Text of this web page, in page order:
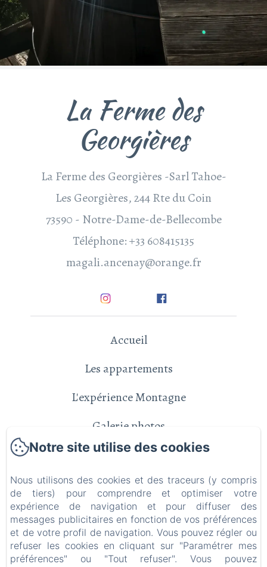
La Ferme des
Georgières
La Ferme des Georgières -Sarl Tahoe-
Les Georgières, 244 Rte du Coin
73590 - Notre-Dame-de-Bellecombe
Téléphone: +33 608415135
magali.ancenay@orange.fr
Accueil
Les appartements
L'expérience Montagne
Galerie photos
Contact
Politique de confidentialité
Informations légales
Informations sur les cookies
Notre site utilise des cookies
Nous utilisons des cookies et des traceurs (y compris
de tiers) pour comprendre et optimiser votre
expérience de navigation et pour diffuser des
messages publicitaires en fonction de vos préférences
et de votre profil de navigation. Vous pouvez régler ou
refuser les cookies en cliquant sur "Paramétrer mes
préférences" ou "Tout refuser". Vous pouvez